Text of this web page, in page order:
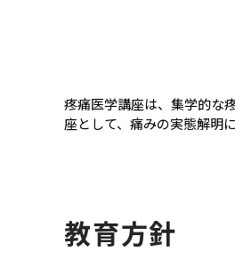
疼痛医学講座は、集学的な
座として、痛みの実態解明
教育方針